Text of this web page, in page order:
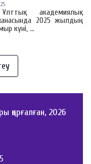
академиялық
2025 жылдың
күні, ...
қорғалған, 2026